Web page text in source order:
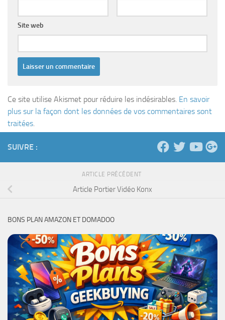
Site web
Ce site utilise Akismet pour réduire les indésirables. En savoir
plus sur la façon dont les données de vos commentaires sont
traitées.
SUIVRE :
ARTICLE PRÉCÉDENT
Article Portier Vidéo Konx
BONS PLAN AMAZON ET DOMADOO